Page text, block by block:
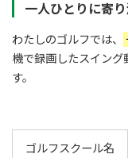
一人ひとりに寄
わたしのゴルフでは、
機で録画したスイング
す。
ゴルフスクール名